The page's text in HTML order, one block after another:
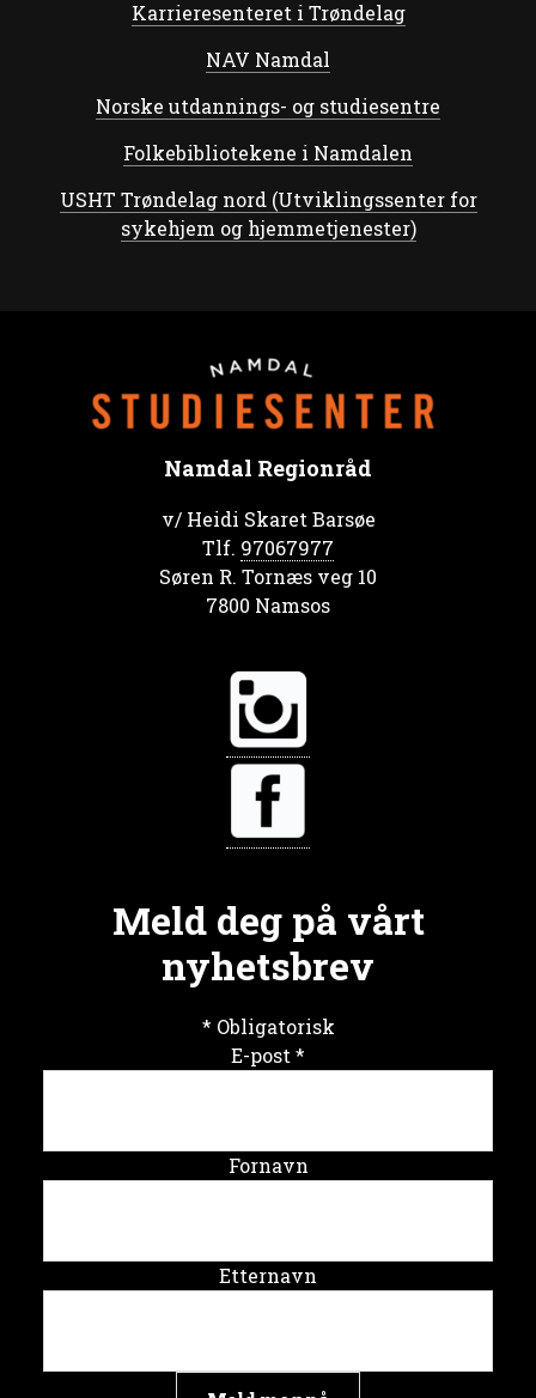
Karrieresenteret i Trøndelag
NAV Namdal
Norske utdannings- og studiesentre
Folkebibliotekene i Namdalen
USHT Trøndelag nord (Utviklingssenter for
sykehjem og hjemmetjenester)
Namdal Regionråd
v/ Heidi Skaret Barsøe
Tlf. 97067977
Søren R. Tornæs veg 10
7800 Namsos
Meld deg på vårt
nyhetsbrev
* Obligatorisk
E-post *
Fornavn
Etternavn